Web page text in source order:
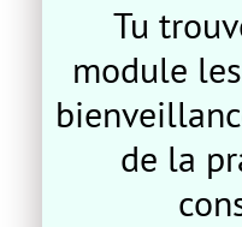
Tu
module
de la